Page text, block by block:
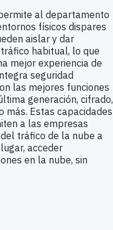
al departamento
físicos dispares
aislar y dar
habitual, lo que
mejor experiencia de
seguridad
las mejores funciones
generación, cifrado,
más. Estas capacidades
a las empresas
tráfico de la nube a
acceder
en la nube, sin